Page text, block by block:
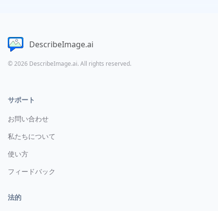
DescribeImage.ai
© 2026 DescribeImage.ai. All rights reserved.
サポート
お問い合わせ
私たちについて
使い方
フィードバック
法的